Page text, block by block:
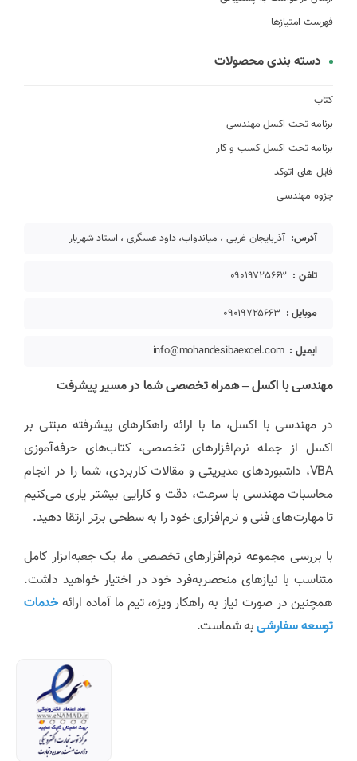
فهرست امتیازها
دسته بندی محصولات
کتاب
برنامه تحت اکسل مهندسی
برنامه تحت اکسل کسب و کار
فایل های اتوکد
جزوه مهندسی
آدرس: آذربایجان غربی ، میاندواب، داود عسگری ، استاد شهریار
تلفن : 09019725663
موبایل : 09019725663
ایمیل : info@mohandesibaexcel.com
مهندسی با اکسل – همراه تخصصی شما در مسیر پیشرفت
در مهندسی با اکسل، ما با ارائه راهکارهای پیشرفته مبتنی بر
اکسل از جمله نرم‌افزارهای تخصصی، کتاب‌های حرفه‌آموزی
VBA، داشبوردهای مدیریتی و مقالات کاربردی، شما را در انجام
محاسبات مهندسی با سرعت، دقت و کارایی بیشتر یاری می‌کنیم
تا مهارت‌های فنی و نرم‌افزاری خود را به سطحی برتر ارتقا دهید.
با بررسی مجموعه نرم‌افزارهای تخصصی ما، یک جعبه‌ابزار کامل
متناسب با نیازهای منحصربه‌فرد خود در اختیار خواهید داشت.
همچنین در صورت نیاز به راهکار ویژه، تیم ما آماده ارائهخدمات
توسعه سفارشیبه شماست.